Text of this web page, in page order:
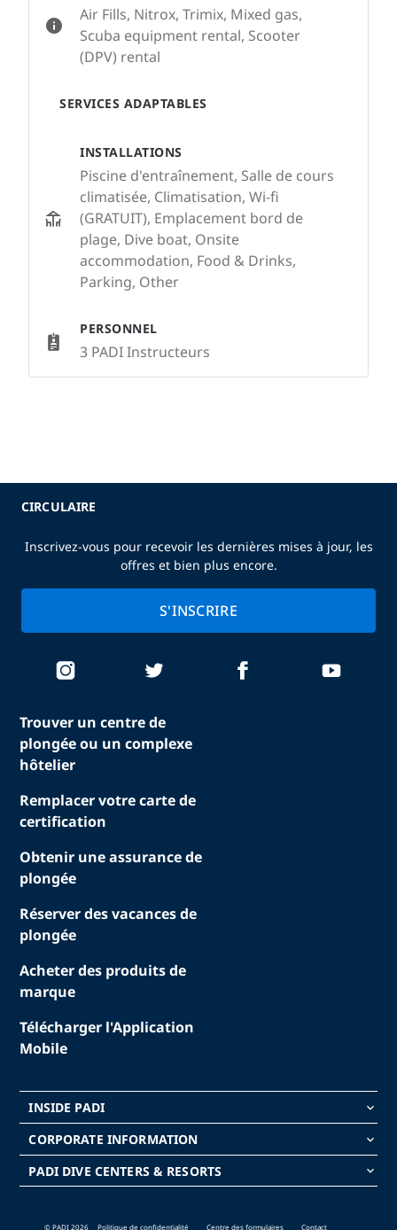
Air Fills, Nitrox, Trimix, Mixed gas,
Scuba equipment rental, Scooter
(DPV) rental
SERVICES ADAPTABLES
INSTALLATIONS
Piscine d'entraînement, Salle de cours
climatisée, Climatisation, Wi-fi
(GRATUIT), Emplacement bord de
plage, Dive boat, Onsite
accommodation, Food & Drinks,
Parking, Other
PERSONNEL
3 PADI Instructeurs
Trouver un centre de
plongée ou un complexe
hôtelier
Remplacer votre carte de
certification
Obtenir une assurance de
plongée
Réserver des vacances de
plongée
Acheter des produits de
marque
Télécharger l'Application
Mobile
INSIDE PADI keyboard_arrow_down
CORPORATE INFORMATION keyboard_arrow_down
PADI DIVE CENTERS & RESORTS keyboard_arrow_down
CIRCULAIRE
Inscrivez-vous pour recevoir les dernières mises à jour, les
offres et bien plus encore.
S'INSCRIRE
© PADI 2026 Politique de confidentialité Centre des formulaires Contact